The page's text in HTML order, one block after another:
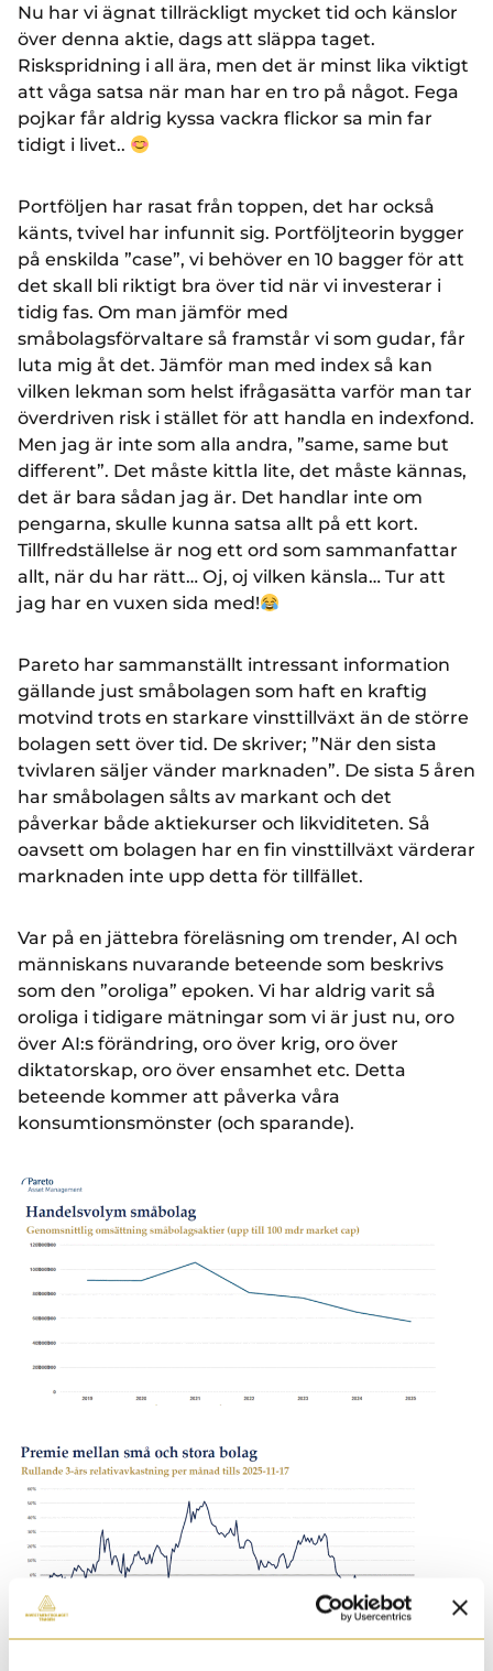
Nu har vi ägnat tillräckligt mycket tid och känslor
över denna aktie, dags att släppa taget.
Riskspridning i all ära, men det är minst lika viktigt
att våga satsa när man har en tro på något. Fega
pojkar får aldrig kyssa vackra flickor sa min far
tidigt i livet..
Portföljen har rasat från toppen, det har också
känts, tvivel har infunnit sig. Portföljteorin bygger
på enskilda ”case”, vi behöver en 10 bagger för att
det skall bli riktigt bra över tid när vi investerar i
tidig fas. Om man jämför med
småbolagsförvaltare så framstår vi som gudar, får
luta mig åt det. Jämför man med index så kan
vilken lekman som helst ifrågasätta varför man tar
överdriven risk i stället för att handla en indexfond.
Men jag är inte som alla andra, ”same, same but
different”. Det måste kittla lite, det måste kännas,
det är bara sådan jag är. Det handlar inte om
pengarna, skulle kunna satsa allt på ett kort.
Tillfredställelse är nog ett ord som sammanfattar
allt, när du har rätt… Oj, oj vilken känsla… Tur att
jag har en vuxen sida med!
Pareto har sammanställt intressant information
gällande just småbolagen som haft en kraftig
motvind trots en starkare vinsttillväxt än de större
bolagen sett över tid. De skriver; ”När den sista
tvivlaren säljer vänder marknaden”. De sista 5 åren
har småbolagen sålts av markant och det
påverkar både aktiekurser och likviditeten. Så
oavsett om bolagen har en fin vinsttillväxt värderar
marknaden inte upp detta för tillfället.
Var på en jättebra föreläsning om trender, AI och
människans nuvarande beteende som beskrivs
som den ”oroliga” epoken. Vi har aldrig varit så
oroliga i tidigare mätningar som vi är just nu, oro
över AI:s förändring, oro över krig, oro över
diktatorskap, oro över ensamhet etc. Detta
beteende kommer att påverka våra
konsumtionsmönster (och sparande).